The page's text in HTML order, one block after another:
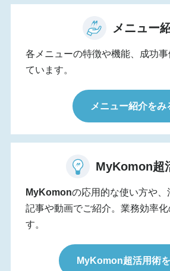
メニュー
各メニューの特徴や機能、成功
ています。
メニュー紹介をみ
MyKomon超
MyKomonの応用的な使い方や、
記事や動画でご紹介。業務効率
す。
MyKomon超活用術